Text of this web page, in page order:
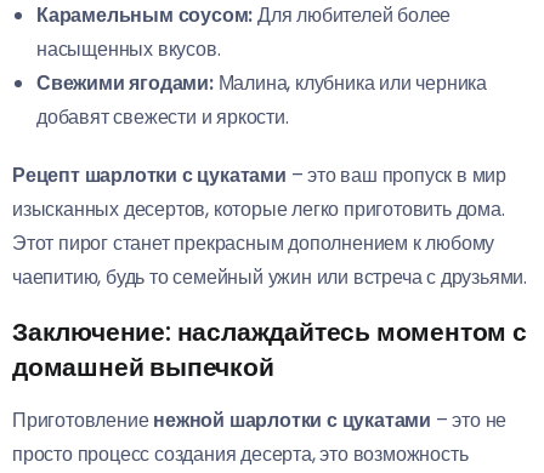
Карамельным соусом:Для любителей более
насыщенных вкусов.
Свежими ягодами:Малина, клубника или черника
добавят свежести и яркости.
Рецепт шарлотки с цукатами – это ваш пропуск в мир
изысканных десертов, которые легко приготовить дома.
Этот пирог станет прекрасным дополнением к любому
чаепитию, будь то семейный ужин или встреча с друзьями.
Заключение: наслаждайтесь моментом с
домашней выпечкой
Приготовлениенежной шарлотки с цукатами – это не
просто процесс создания десерта, это возможность